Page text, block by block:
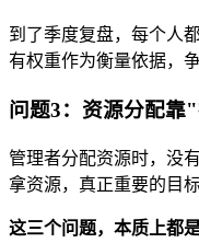
到了季度复盘，每个人
有权重作为衡量依据，
问题3：资源分配靠
管理者分配资源时，没
拿资源，真正重要的目
这三个问题，本质上都